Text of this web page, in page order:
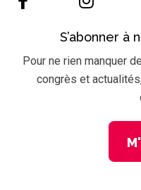
S’abonner à
Pour ne rien manquer
congrès et